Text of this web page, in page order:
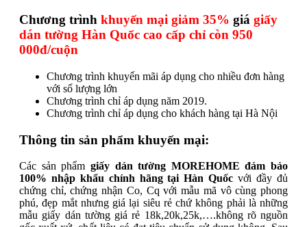
Chương trình khuyến mại giảm 35% giá giấy
dán tường Hàn Quốc cao cấp chỉ còn 950
000đ/cuộn
Chương trình khuyến mãi áp dụng cho nhiều đơn hàng
với số lượng lớn
Chương trình chỉ áp dụng năm 2019.
Chương trình chỉ áp dụng cho khách hàng tại Hà Nội
Thông tin sản phẩm khuyến mại:
Các sản phẩm giấy dán tường MOREHOME đảm bảo
100% nhập khẩu chính hãng tại Hàn Quốc với đầy đủ
chứng chỉ, chứng nhận Co, Cq với mẫu mã vô cùng phong
phú, đẹp mắt nhưng giá lại siêu rẻ chứ không phải là những
mẫu giấy dán tường giá rẻ 18k,20k,25k,….không rõ nguồn